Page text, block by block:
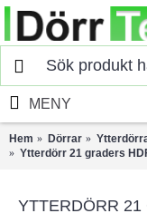
MENY
Hem Dörrar
Ytterdörr 21 graders
YTTERDÖRR